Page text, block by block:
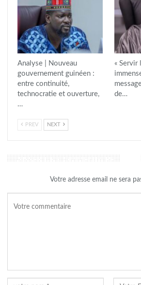
Analyse | Nouveau
gouvernement guinéen :
entre continuité,
technocratie et ouverture,
…
« Servir
de…
PREV NEXT
LAISSER UN COMMENTAIRE
Votre adresse email ne sera